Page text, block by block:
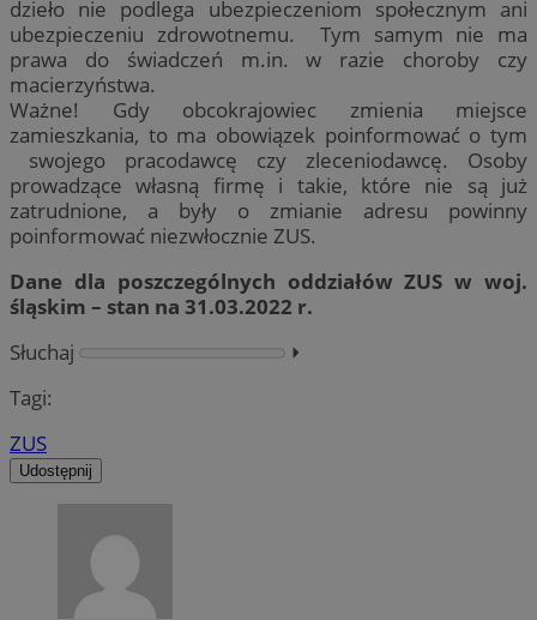
dzieło nie podlega ubezpieczeniom społecznym ani
ubezpieczeniu zdrowotnemu. Tym samym nie ma
prawa do świadczeń m.in. w razie choroby czy
macierzyństwa.
Ważne! Gdy obcokrajowiec zmienia miejsce
zamieszkania, to ma obowiązek poinformować o tym
swojego pracodawcę czy zleceniodawcę. Osoby
prowadzące własną firmę i takie, które nie są już
zatrudnione, a były o zmianie adresu powinny
poinformować niezwłocznie ZUS.
Dane dla poszczególnych oddziałów ZUS w woj.
śląskim – stan na 31.03.2022 r.
Słuchaj
⏵︎
Tagi:
ZUS
Udostępnij